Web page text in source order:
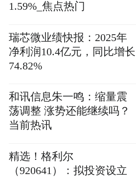
1.59%_焦点热门
瑞芯微业绩快报：2025年
净利润10.4亿元，同比增长
74.82%
和讯信息朱一鸣：缩量震
荡调整 涨势还能继续吗？
当前热讯
精选！格利尔
（920641）：拟投资设立